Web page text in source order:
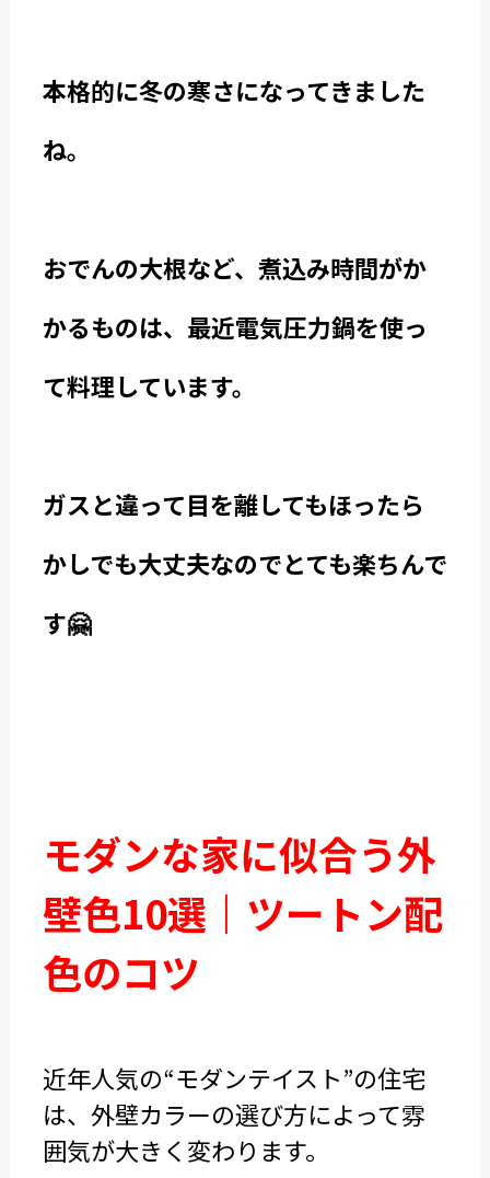
本格的に冬の寒さになってきました
ね。
おでんの大根など、煮込み時間がか
かるものは、最近電気圧力鍋を使っ
て料理しています。
ガスと違って目を離してもほったら
かしでも大丈夫なのでとても楽ちんで
す🤗
モダンな家に似合う外
壁色10選｜ツートン配
色のコツ
近年人気の“モダンテイスト”の住宅
は、外壁カラーの選び方によって雰
囲気が大きく変わります。